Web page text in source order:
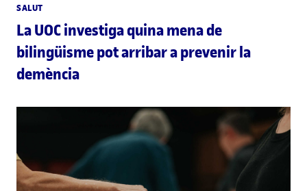
SALUT
La UOC investiga quina mena de
bilingüisme pot arribar a prevenir la
demència